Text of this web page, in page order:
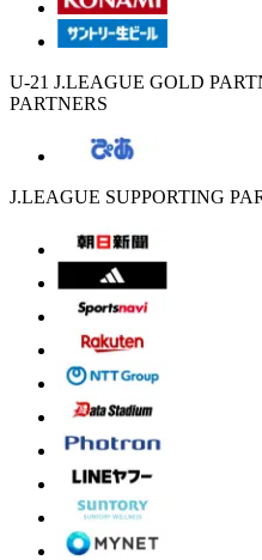
U-21 J.LEAGUE GOLD
PARTNERS
J.LEAGUE SUPPORTING